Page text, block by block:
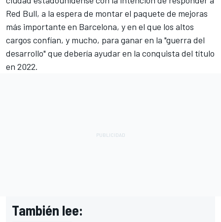
Red Bull, a la espera de montar el paquete de mejoras
más importante en Barcelona, y en el que los altos
cargos confían, y mucho, para ganar en la "guerra del
desarrollo" que debería ayudar en la conquista del título
en 2022.
También lee: